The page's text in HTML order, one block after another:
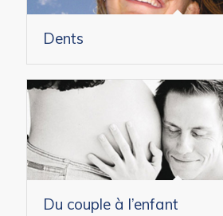
Dents
Du couple à l’enfant